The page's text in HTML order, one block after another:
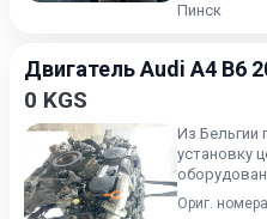
Пинск
Двигатель Audi A4 B6
0 KGS
Из Бельгии
установку
Ориг. номера